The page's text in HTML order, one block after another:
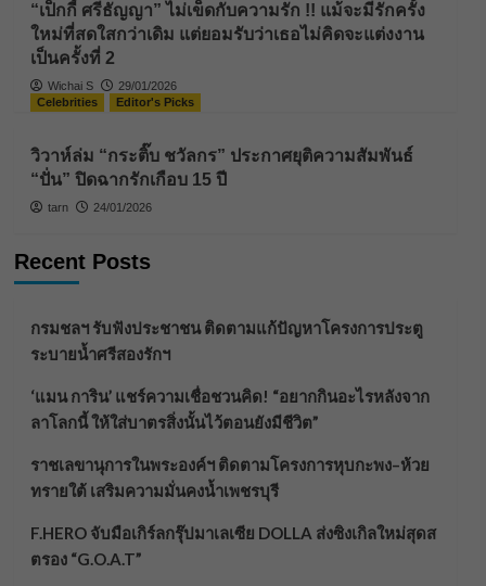
“เป็กกี้ ศรีธัญญา” ไม่เข็ดกับความรัก !! แม้จะมีรักครั้ง
ใหม่ที่สดใสกว่าเดิม แต่ยอมรับว่าเธอไม่คิดจะแต่งงาน
เป็นครั้งที่ 2
Wichai S
29/01/2026
Celebrities
Editor's Picks
วิวาห์ล่ม “กระติ๊บ ชวัลกร” ประกาศยุติความสัมพันธ์
“ปั่น” ปิดฉากรักเกือบ 15 ปี
tarn 24/01/2026
Recent Posts
กรมชลฯ รับฟังประชาชน ติดตามแก้ปัญหาโครงการประตู
ระบายน้ำศรีสองรักฯ
‘แมน การิน’ แชร์ความเชื่อชวนคิด! “อยากกินอะไรหลังจาก
ลาโลกนี้ ให้ใส่บาตรสิ่งนั้นไว้ตอนยังมีชีวิต”
ราชเลขานุการในพระองค์ฯ ติดตามโครงการหุบกะพง–ห้วย
ทรายใต้ เสริมความมั่นคงน้ำเพชรบุรี
F.HERO จับมือเกิร์ลกรุ๊ปมาเลเซีย DOLLA ส่งซิงเกิลใหม่สุดส
ตรอง “G.O.A.T”